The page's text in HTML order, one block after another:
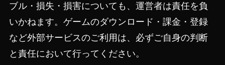
ブル・損失・損害についても、運営者は責任を負
いかねます。ゲームのダウンロード・課金・登録
など外部サービスのご利用は、必ずご自身の判断
と責任において行ってください。